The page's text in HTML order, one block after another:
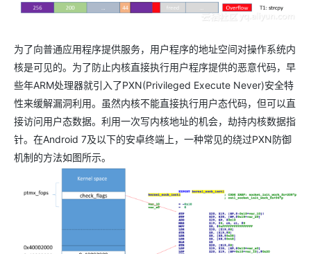
为了向普通应用程序提供服务，用户程序的地址空间对操作系统内
核是可见的。为了防止内核直接执行用户程序提供的恶意代码，早
些年ARM处理器就引入了PXN(Privileged Execute Never)安全特
性来缓解漏洞利用。虽然内核不能直接执行用户态代码，但可以直
接访问用户态数据。利用一次写内核地址的机会，劫持内核数据指
针。在Android 7及以下的安卓终端上，一种常见的绕过PXN防御
机制的方法如图所示。